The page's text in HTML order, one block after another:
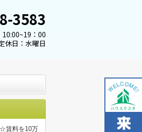
3583
10:00~19：00
休日：水曜日
賃料を10万